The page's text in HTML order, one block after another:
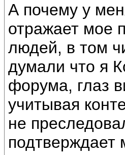
А почему у
отражает мое
людей, в том
думали что я
форума, глаз
учитывая
не